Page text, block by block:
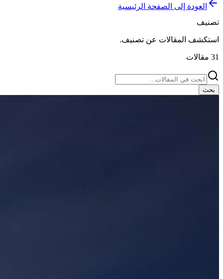
العودة إلى الصفحة الرئيسية
تصنيف
استكشف المقالات عن تصنيف.
31 مقالات
بحث